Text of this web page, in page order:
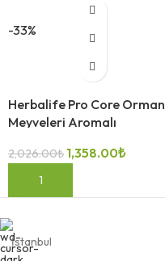
-33%
Herbalife Pro Core Orman
Meyveleri Aromalı
2,026.00₺ 1,358.00₺
SEPETE EKLE
İstanbul